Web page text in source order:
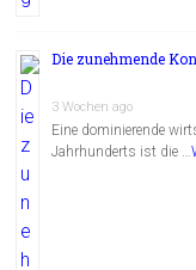
Die zunehmende
3 Wochen ago
Eine dominierende
Jahrhunderts ist die …